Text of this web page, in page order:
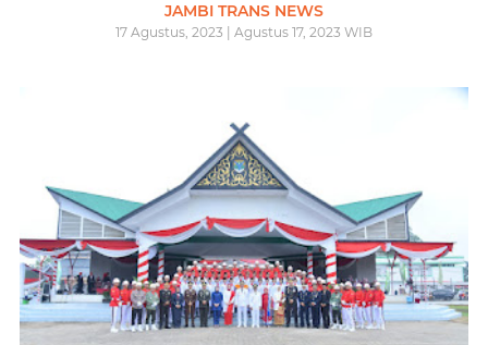
JAMBI TRANS NEWS
17 Agustus, 2023 | Agustus 17, 2023 WIB